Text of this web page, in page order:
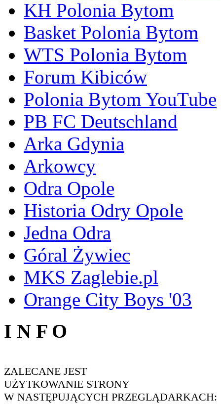
KH Polonia Bytom
Basket Polonia Bytom
WTS Polonia Bytom
Forum Kibiców
Polonia Bytom YouTube
PB FC Deutschland
Arka Gdynia
Arkowcy
Odra Opole
Historia Odry Opole
Jedna Odra
Góral Żywiec
MKS Zaglebie.pl
Orange City Boys '03
I N F O
ZALECANE JEST
UŻYTKOWANIE STRONY
W NASTĘPUJĄCYCH PRZEGLĄDARKACH: